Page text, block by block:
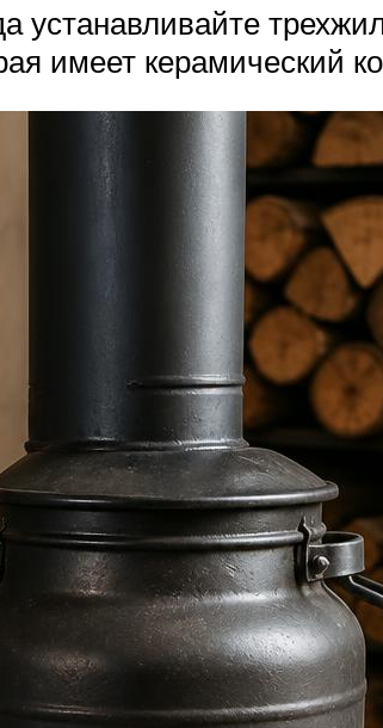
устанавливайте
имеет керамический